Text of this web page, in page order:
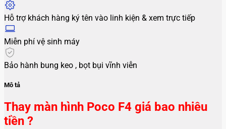
Hỗ trợ khách hàng ký tên vào linh kiện & xem trực tiếp
Miễn phí vệ sinh máy
Bảo hành bung keo , bọt bụi vĩnh viễn
Mô tả
Thay màn hình Poco F4 giá bao nhiêu
tiền ?